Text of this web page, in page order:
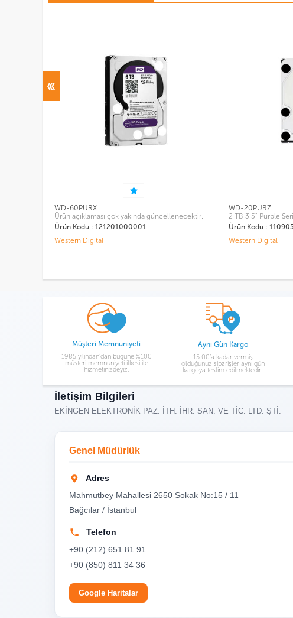
çok yakında güncellenecektir.
: 121201000001
2 TB 3.5" Purple Serisi Güvenlik Diski
Ürün Kodu : 110905000002
Müşteri Memnuniyeti
1985 yılından’dan bügüne %100
müşteri memnuniyeti ilkesi ile
hizmetinizdeyiz.
Aynı Gün Kargo
15:00’a kadar vermiş
olduğunuz siparişler aynı gün
kargoya teslim edilmektedir.
İletişim Bilgileri
EKİNGEN ELEKTRONİK PAZ. İTH. İHR. SAN. VE TİC. LTD. ŞTİ.
Genel Müdürlük
Adres
Mahmutbey Mahallesi 2650 Sokak No:15 / 11
Bağcılar / İstanbul
Telefon
+90 (212) 651 81 91
+90 (850) 811 34 36
Google Haritalar